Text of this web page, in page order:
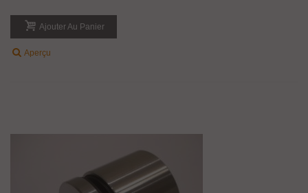
Ajouter Au Panier
Aperçu